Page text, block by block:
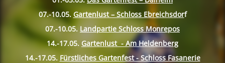
07.-10.05. Gartenlust – Schloss Ebreichsdorf
07.-10.05. Landpartie Schloss Monrepos
14.-17.05. Gartenlust - Am Heldenberg
14.-17.05. Fürstliches Gartenfest - Schloss Fasanerie